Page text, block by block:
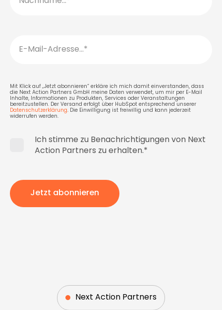
Mit Klick auf „Jetzt abonnieren“ erkläre ich mich damit einverstanden, dass
die Next Action Partners GmbH meine Daten verwendet, um mir per E-Mail
Inhalte, Informationen zu Produkten, Services oder Veranstaltungen
bereitzustellen. Der Versand erfolgt über HubSpot entsprechend unserer
Datenschutzerklärung. Die Einwilligung ist freiwillig und kann jederzeit
widerrufen werden.
Ich stimme zu Benachrichtigungen von Next
Action Partners zu erhalten.*
Next Action Partners